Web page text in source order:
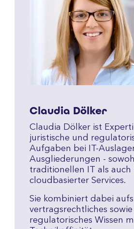
Claudia Dölker
Claudia Dölker ist
juristische und
Aufgaben bei IT-
Ausgliederungen -
traditionellen IT als auch
cloudbasierter Services.
Sie kombiniert dabei
vertragsrechtliches sowie
regulatorisches Wissen